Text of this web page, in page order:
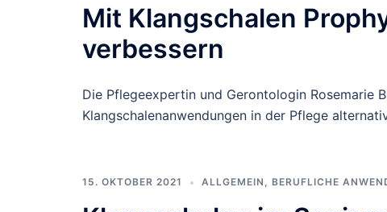
Mit Klangschalen
verbessern
Die Pflegeexpertin und Gerontologin Rosemarie
Klangschalenanwendungen in der Pflege
15. OKTOBER 2021 ALLGEMEIN , BERUFLICHE